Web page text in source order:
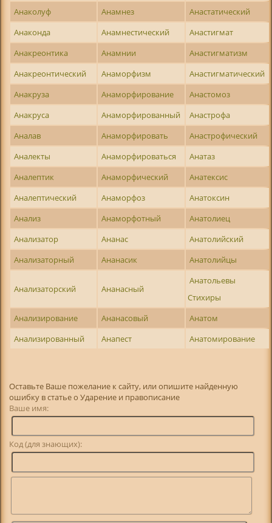
Анаколуф
Анамнез
Анастатический
Анаконда
Анамнестический
Анастигмат
Анакреонтика
Анамнии
Анастигматизм
Анакреонтический
Анаморфизм
Анастигматический
Анакруза
Анаморфирование
Анастомоз
Анакруса
Анаморфированный
Анастрофа
Аналав
Анаморфировать
Анастрофический
Аналекты
Анаморфироваться
Анатаз
Аналептик
Анаморфический
Анатексис
Аналептический
Анаморфоз
Анатоксин
Анализ
Анаморфотный
Анатолиец
Анализатор
Ананас
Анатолийский
Анализаторный
Ананасик Анатолийцы
Анализаторский Ананасный
Анатольевы
Стихиры
Анализирование
Ананасовый
Анатом
Анализированный
Анапест Анатомирование
Оставьте Ваше пожелание к сайту, или опишите найденную
ошибку в статье о Ударение и правописание
Ваше имя:
Код (для знающих):